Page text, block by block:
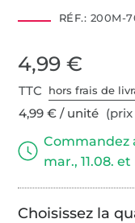
RÉF.: 200M-
4,99 €
TTC hors frais de
4,99 € / unité (prix
Commandez
mar., 11.08. et
Choisissez la